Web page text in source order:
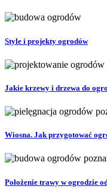
Style i projekty ogrodów
Jakie krzewy i drzewa do
Wiosna. Jak przygotować
Położenie trawy w ogrodzie